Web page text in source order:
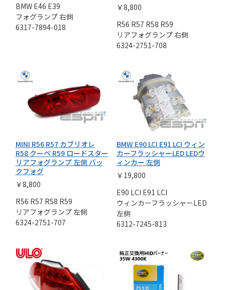
BMW E46 E39
フォグランプ 右側
6317-7894-018
￥8,800
R56 R57 R58 R59
リアフォグランプ 右側
6324-2751-708
MINI R56 R57 カブリオレ
R58 クーペ R59 ロードスター
リアフォグランプ 左側 バッ
クフォグ
￥8,800
R56 R57 R58 R59
リアフォグランプ 左側
6324-2751-707
BMW E90 LCI E91 LCI ウィン
カーフラッシャーLED LEDウ
ィンカー 左側
￥19,800
E90 LCI E91 LCI
ウィンカーフラッシャーLED
左側
6312-7245-813